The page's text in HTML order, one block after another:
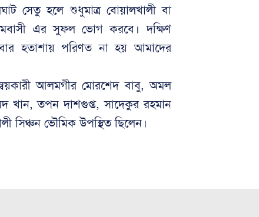
সেতু হলে শুধুমাত্র বোয়ালখালী বা
এর সুফল ভোগ করবে। দক্ষিণ
হতাশায় পরিণত না হয় আমাদের
আলমগীর মোরশেদ বাবু, অমল
খান, তপন দাশগুপ্ত, সাদেকুর রহমান
সিঞ্চন ভৌমিক উপস্থিত ছিলেন।